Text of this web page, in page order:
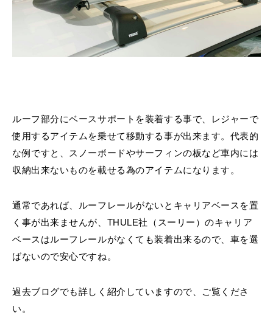
ルーフ部分にベースサポートを装着する事で、レジャーで
使用するアイテムを乗せて移動する事が出来ます。代表的
な例ですと、スノーボードやサーフィンの板など車内には
収納出来ないものを載せる為のアイテムになります。
通常であれば、ルーフレールがないとキャリアベースを置
く事が出来ませんが、THULE社（スーリー）のキャリア
ベースはルーフレールがなくても装着出来るので、車を選
ばないので安心ですね。
過去ブログでも詳しく紹介していますので、ご覧くださ
い。